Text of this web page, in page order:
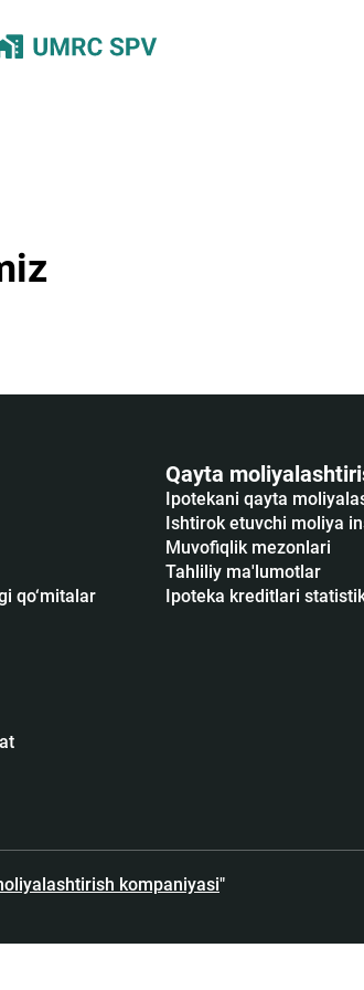
qo‘mitalar
Qayta
Ipotekani qayta
Ishtirok etuvchi moliya
Muvofiqlik mezonlari
Tahliliy ma'lumotlar
Ipoteka kreditlari
kompaniyasi"